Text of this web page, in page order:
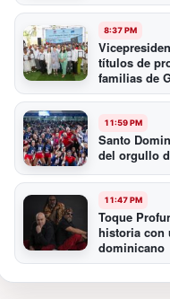
8:37 PM
títulos de
familias de
11:59 PM
Santo
del orgullo
11:47 PM
Toque
historia con
dominicano